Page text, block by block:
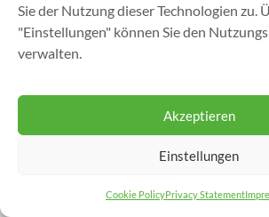
Sie der Nutzung dieser Technologien zu.
"Einstellungen" können Sie den
verwalten.
Akzeptieren
Einstellungen
Cookie PolicyPrivacy Statement
2021. április(2)
2021. január
Gutekunst Formfedern GmbH